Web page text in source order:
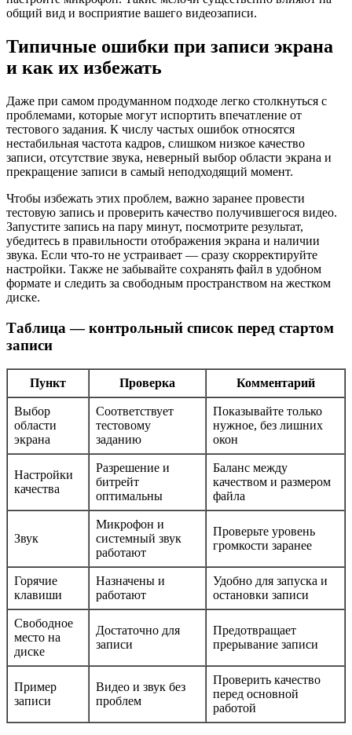
общий вид и восприятие вашего видеозаписи.
Типичные ошибки при записи экрана
и как их избежать
Даже при самом продуманном подходе легко столкнуться с
проблемами, которые могут испортить впечатление от
тестового задания. К числу частых ошибок относятся
нестабильная частота кадров, слишком низкое качество
записи, отсутствие звука, неверный выбор области экрана и
прекращение записи в самый неподходящий момент.
Чтобы избежать этих проблем, важно заранее провести
тестовую запись и проверить качество получившегося видео.
Запустите запись на пару минут, посмотрите результат,
убедитесь в правильности отображения экрана и наличии
звука. Если что-то не устраивает — сразу скорректируйте
настройки. Также не забывайте сохранять файл в удобном
формате и следить за свободным пространством на жестком
диске.
Таблица — контрольный список перед стартом
записи
Пункт Проверка Комментарий
Выбор
области
экрана
Соответствует
тестовому
заданию
Показывайте только
нужное, без лишних
окон
Настройки
качества
Разрешение и
битрейт
оптимальны
Баланс между
качеством и размером
файла
Звук
Микрофон и
системный звук
работают
Проверьте уровень
громкости заранее
Горячие
клавиши
Назначены и
работают
Удобно для запуска и
остановки записи
Свободное
место на
диске
Достаточно для
записи
Предотвращает
прерывание записи
Пример
записи
Видео и звук без
проблем
Проверить качество
перед основной
работой